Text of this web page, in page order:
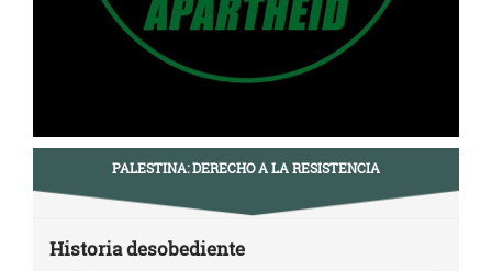
PALESTINA: DERECHO A LA RESISTENCIA
Historia desobediente